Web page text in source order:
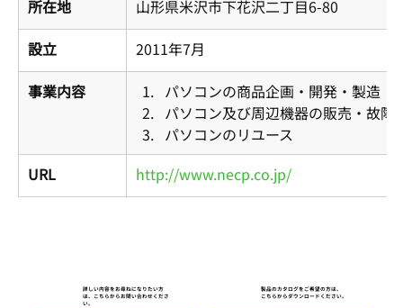
所在地
山形県米沢市下花沢二丁目6-80
設立
2011年7月
事業内容
パソコンの商品企画・開発・製造
パソコン及び周辺機器の販売・故障
パソコンのリユース
URL
http://www.necp.co.jp/
詳しい内容をお尋ねになりたい方
は、こちらからお問い合わせくださ
い。
製品のカタログをご希望の方は、
​こちらからダウンロードください。